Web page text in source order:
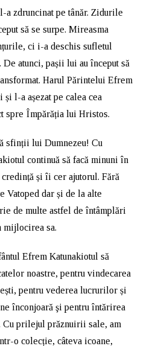
zdruncinat pe tânăr. Zidurile
să se surpe. Mireasma
ci i-a deschis sufletul
atunci, pașii lui au început să
Harul Părintelui Efrem
l-a așezat pe calea cea
spre Împărăția lui Hristos.
sfinții lui Dumnezeu! Cu
continuă să facă minuni în
și îi cer ajutorul. Fără
Vatoped dar și de la alte
de multe astfel de întâmplări
mijlocirea sa.
Efrem Katunakiotul să
noastre, pentru vindecarea
pentru vederea lucrurilor și
înconjoară şi pentru întărirea
Cu prilejul prăznuirii sale, am
o colecție, câteva icoane,